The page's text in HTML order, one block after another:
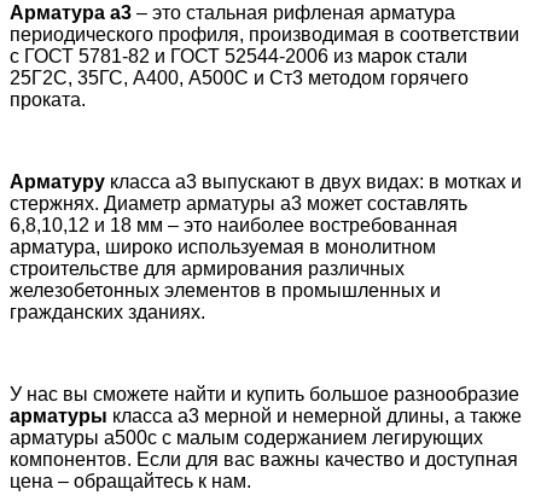
Арматура а3 – это стальная рифленая арматура
периодического профиля, производимая в соответствии
с ГОСТ 5781-82 и ГОСТ 52544-2006 из марок стали
25Г2С, 35ГС, А400, А500С и Ст3 методом горячего
проката.
Арматуру класса а3 выпускают в двух видах: в мотках и
стержнях. Диаметр арматуры а3 может составлять
6,8,10,12 и 18 мм – это наиболее востребованная
арматура, широко используемая в монолитном
строительстве для армирования различных
железобетонных элементов в промышленных и
гражданских зданиях.
У нас вы сможете найти и купить большое разнообразие
арматуры класса а3 мерной и немерной длины, а также
арматуры а500с с малым содержанием легирующих
компонентов. Если для вас важны качество и доступная
цена – обращайтесь к нам.